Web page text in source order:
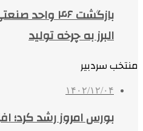
بازگشت ۴۶
البرز به چرخه تولید
منتخب سردبیر
۱۴۰۲/۱۲/۰۴